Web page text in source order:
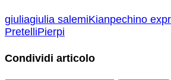
giuliagiulia salemiKianpechino
PretelliPierpi
Condividi articolo